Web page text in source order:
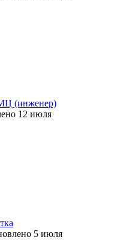
(инженер)
12 июля
5 июля